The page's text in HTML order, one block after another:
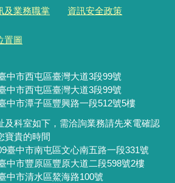
及業務職掌 資訊安全政策
置圖
中市西屯區臺灣大道3段99號
中市西屯區臺灣大道3段99號
中市潭子區豐興路一段512號5樓
科室如下，需洽詢業務請先來電確認
寶貴的時間
臺中市南屯區文心南五路一段331號
中市豐原區豐原大道二段598號2樓
中市清水區鰲海路100號